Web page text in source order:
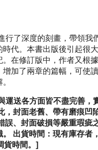
行了深度的刻畫，帶領我
代。本書出版後引起很
在修訂版中，作者又根
加了兩章的篇幅，可使
運送各方面皆不盡完善，
，封面老舊、帶有磨痕凹
誤、封面破損等嚴重瑕疵
出貨時間：現有庫存者
貨時間。]